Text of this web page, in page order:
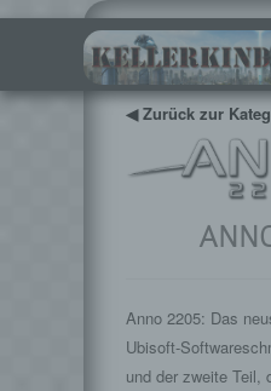
◀ Zurück zur
Anno 2205: Das
Ubisoft-
und der zweite Teil,